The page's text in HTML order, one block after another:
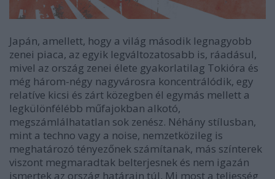
Japán, amellett, hogy a világ második legnagyobb
zenei piaca, az egyik legváltozatosabb is, ráadásul,
mivel az ország zenei élete gyakorlatilag Tokióra és
még három-négy nagyvárosra koncentrálódik, egy
relatíve kicsi és zárt közegben él egymás mellett a
legkülönfélébb műfajokban alkotó,
megszámlálhatatlan sok zenész. Néhány stílusban,
mint a techno vagy a noise, nemzetközileg is
meghatározó tényezőnek számítanak, más színterek
viszont megmaradtak belterjesnek és nem igazán
ismertek az ország határain túl. Mi most a teljesség